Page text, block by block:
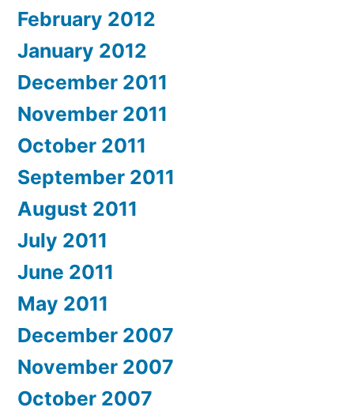
February 2012
January 2012
December 2011
November 2011
October 2011
September 2011
August 2011
July 2011
June 2011
May 2011
December 2007
November 2007
October 2007